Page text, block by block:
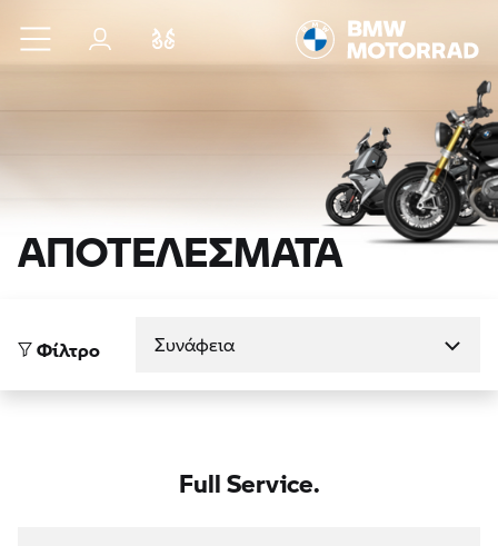
Μετάβαση στο κύριο περιεχόμενο
Σύνδεση
ΑΠΟΤΕΛΕΣΜΑΤΑ
Φίλτρο
Full Service.